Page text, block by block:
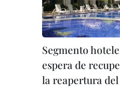
Segmento
espera de
la reapertura